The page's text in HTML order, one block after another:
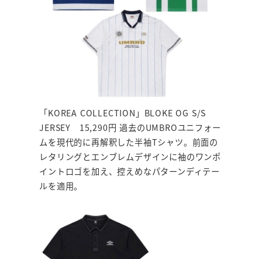
「KOREA COLLECTION」BLOKE OG S/S
JERSEY 15,290円 過去のUMBROユニフォー
ムを現代的に再解釈した半袖Tシャツ。前面の
レタリングとエンブレムデザインに袖のワンポ
イントロゴを加え、控えめなパターンディテー
ルを適用。